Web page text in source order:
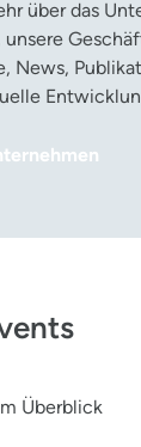
über das
unsere
News,
Überblick